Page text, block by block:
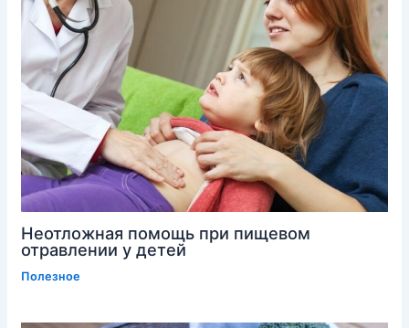
Неотложная помощь при пищевом
отравлении у детей
Полезное